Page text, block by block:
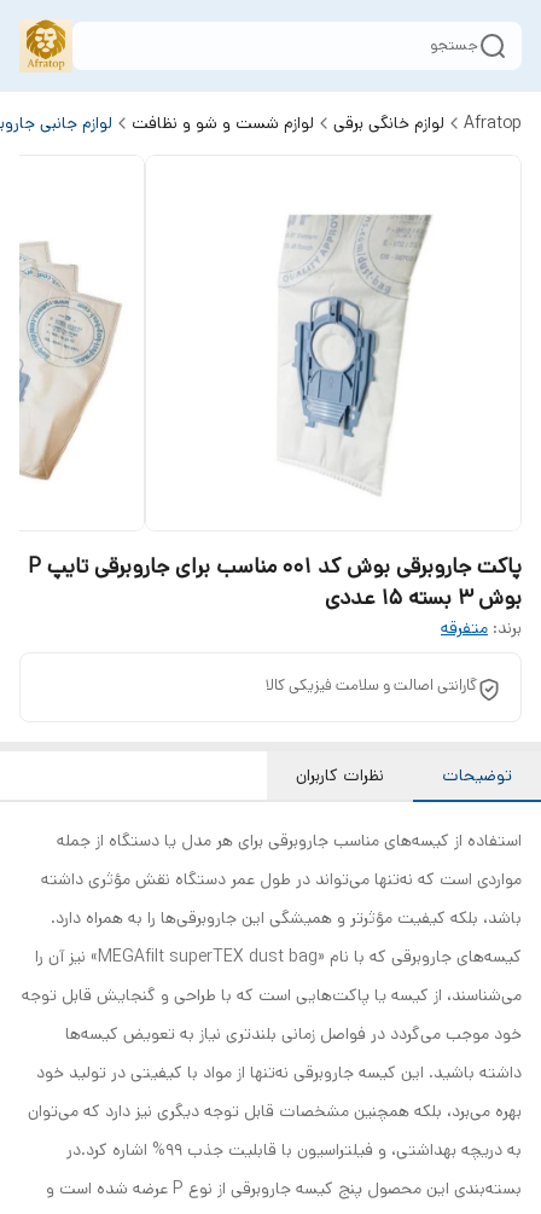
جستجو
Afratop لوازم خانگی برقی لوازم شست و شو و نظافت لوازم جانبی
پاکت جاروبرقی بوش کد 001 مناسب برای جاروبرقی تایپ P
بوش 3 بسته 15 عددی
برند: متفرقه
گارانتی اصالت و سلامت فیزیکی کالا
توضیحات نظرات کاربران
استفاده از کیسه‌های مناسب جاروبرقی برای هر مدل یا دستگاه از جمله
مواردی است که نه‌تنها می‌تواند در طول عمر دستگاه نقش مؤثری داشته
باشد، بلکه کیفیت مؤثرتر و همیشگی این جاروبرقی‌ها را به همراه دارد‏.‏
کیسه‌های جاروبرقی که با نام «MEGAfilt superTEX dust bag» نیز آن را
می‌شناسند، از کیسه یا پاکت‌هایی است که با طراحی و گنجایش قابل توجه
خود موجب می‌گردد در فواصل زمانی بلندتری نیاز به تعویض کیسه‌ها
داشته باشید‏.‏ این کیسه جاروبرقی نه‌تنها از مواد با کیفیتی در تولید خود
بهره می‌برد، بلکه همچنین مشخصات قابل توجه دیگری نیز دارد که می‌توان
به دریچه بهداشتی، و فیلتراسیون با قابلیت جذب 99% اشاره کرد‏.در
بسته‌بندی این محصول پنج کیسه جاروبرقی از نوع P عرضه شده است و